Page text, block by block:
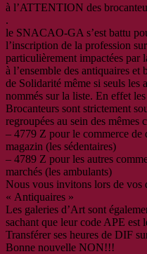
à l’ATTENTION des
.
le SNACAO-GA s’est battu
l’inscription de la profession
particulièrement impactées
à l’ensemble des antiquaires
de Solidarité même si seuls les
nommés sur la liste. En effet
Brocanteurs sont strictement
regroupées au sein des mêmes
– 4779 Z pour le commerce de
magazin (les sédentaires)
– 4789 Z pour les autres
marchés (les ambulants)
Nous vous invitons lors de vos
« Antiquaires »
Les galeries d’Art sont
sachant que leur code APE est
Transférer ses heures de DIF
Bonne nouvelle NON!!!